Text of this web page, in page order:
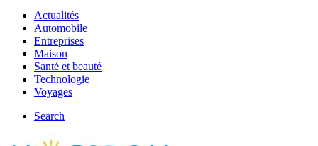
Actualités
Automobile
Entreprises
Maison
Santé et beauté
Technologie
Voyages
Search